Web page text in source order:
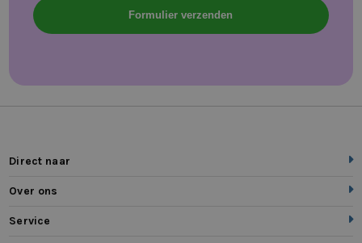
Direct naar
Over ons
Service